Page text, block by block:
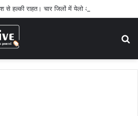
हल्की राहत। चार जिलों में येलो अलर्ट